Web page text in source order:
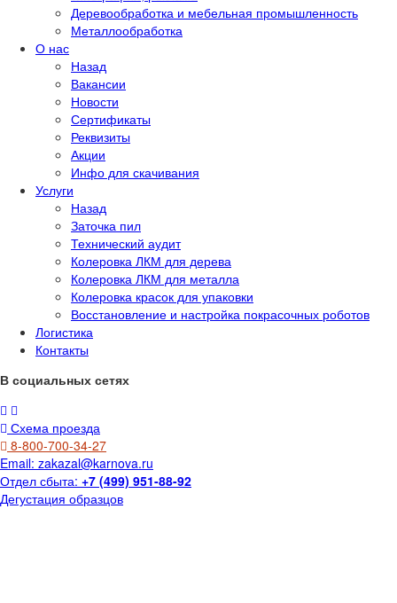
Деревообработка и мебельная промышленность
Металлообработка
О нас
Назад
Вакансии
Новости
Сертификаты
Реквизиты
Акции
Инфо для скачивания
Услуги
Назад
Заточка пил
Технический аудит
Колеровка ЛКМ для дерева
Колеровка ЛКМ для металла
Колеровка красок для упаковки
Восстановление и настройка покрасочных роботов
Логистика
Контакты
В социальных сетях
Схема проезда
8-800-700-34-27
Email: zakazal@karnova.ru
Отдел сбыта: +7 (499) 951-88-92
Дегустация образцов